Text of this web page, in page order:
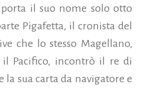
il suo nome solo otto
Pigafetta, il cronista del
che lo stesso Magellano,
il Pacifico, incontrò il re di
la sua carta da navigatore e